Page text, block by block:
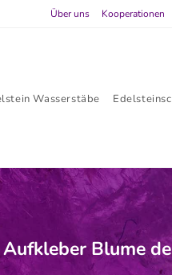
Über uns Kooperationen
Wasserstäbe
Blume